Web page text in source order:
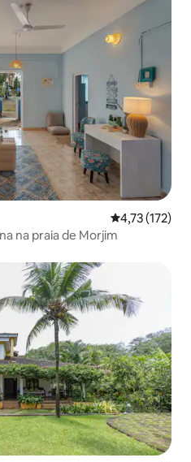
4,73 de uma
4,73 (172)
na praia de Morjim